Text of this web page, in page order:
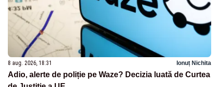
8 aug. 2026, 18:31 Ionuț Nichita
Adio, alerte de poliție pe Waze? Decizia luată de Curtea